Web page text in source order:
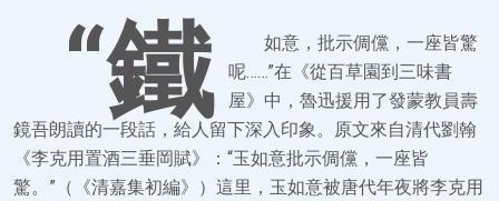
“鐵
如意，批示倜儻，一座皆驚
呢……”在《從百草園到三味書
屋》中，魯迅援用了發蒙教員壽
鏡吾朗讀的一段話，給人留下深入印象。原文來自清代劉翰
《李克用置酒三垂岡賦》：“玉如意批示倜儻，一座皆
驚。”（《清嘉集初編》）這里，玉如意被唐代年夜將李克用